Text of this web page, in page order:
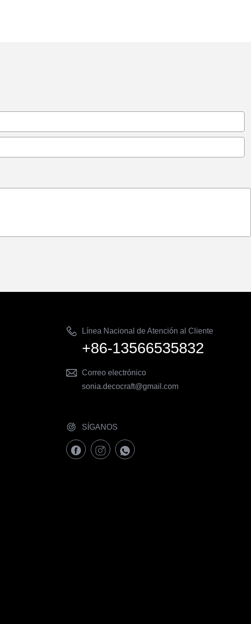
Línea Nacional de Atención al Cliente
+86-13566535832
Correo electrónico
sonia.decocraft@gmail.com
SÍGANOS